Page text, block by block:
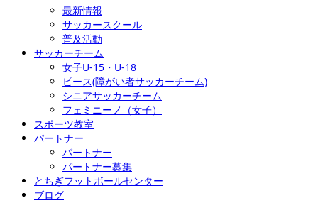
最新情報
サッカースクール
普及活動
サッカーチーム
女子U-15・U-18
ピース(障がい者サッカーチーム)
シニアサッカーチーム
フェミニーノ（女子）
スポーツ教室
パートナー
パートナー
パートナー募集
とちぎフットボールセンター
ブログ